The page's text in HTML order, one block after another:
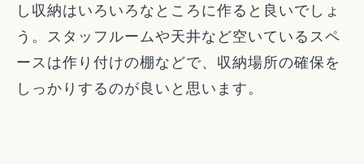
し収納はいろいろなところに作ると良いでしょ
う。スタッフルームや天井など空いているスペ
ースは作り付けの棚などで、収納場所の確保を
しっかりするのが良いと思います。